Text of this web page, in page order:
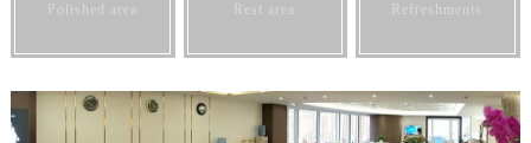
Polished area Rest area Refreshments